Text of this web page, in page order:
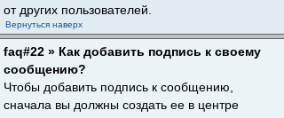
от других пользователей.
Вернуться наверх
faq#22 » Как добавить подпись к своему
сообщению?
Чтобы добавить подпись к сообщению,
сначала вы должны создать ее в центре